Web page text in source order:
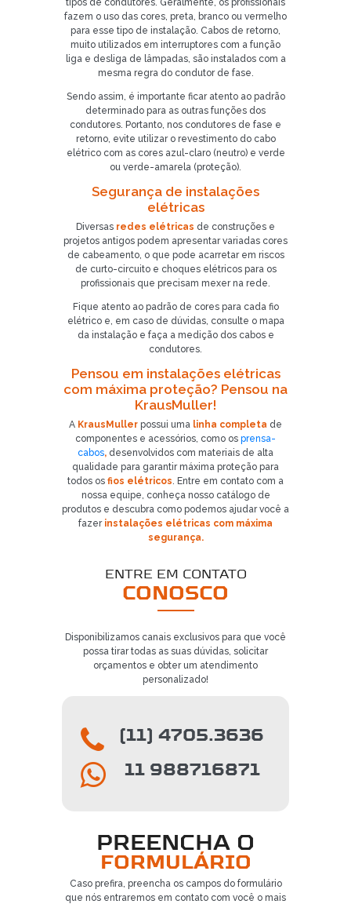
tipos de condutores. Geralmente, os profissionais
fazem o uso das cores, preta, branco ou vermelho
para esse tipo de instalação. Cabos de retorno,
muito utilizados em interruptores com a função
liga e desliga de lâmpadas, são instalados com a
mesma regra do condutor de fase.
Sendo assim, é importante ficar atento ao padrão
determinado para as outras funções dos
condutores. Portanto, nos condutores de fase e
retorno, evite utilizar o revestimento do cabo
elétrico com as cores azul-claro (neutro) e verde
ou verde-amarela (proteção).
Segurança de instalações
elétricas
Diversas redes elétricas de construções e
projetos antigos podem apresentar variadas cores
de cabeamento, o que pode acarretar em riscos
de curto-circuito e choques elétricos para os
profissionais que precisam mexer na rede.
Fique atento ao padrão de cores para cada fio
elétrico e, em caso de dúvidas, consulte o mapa
da instalação e faça a medição dos cabos e
condutores.
Pensou em instalações elétricas
com máxima proteção? Pensou na
KrausMuller!
A KrausMuller possui uma linha completa de
componentes e acessórios, como os prensa-
cabos, desenvolvidos com materiais de alta
qualidade para garantir máxima proteção para
todos os fios elétricos. Entre em contato com a
nossa equipe, conheça nosso catálogo de
produtos e descubra como podemos ajudar você a
fazerinstalações elétricas com máxima
segurança.
ENTRE EM CONTATO
CONOSCO
Disponibilizamos canais exclusivos para que você
possa tirar todas as suas dúvidas, solicitar
orçamentos e obter um atendimento
personalizado!
(11) 4705.3636
11 988716871
PREENCHA O
FORMULÁRIO
Caso prefira, preencha os campos do formulário
que nós entraremos em contato com você o mais
Já é nosso cliente?
SOLICITAR CONTATO
5